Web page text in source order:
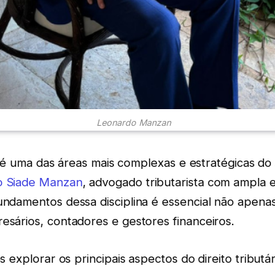
Leonardo Manzan
uma das áreas mais complexas e estratégicas
Siade Manzan, advogado tributarista com ampla
dessa disciplina é essencial não
contadores e gestores financeiros.
explorar os principais aspectos do direito